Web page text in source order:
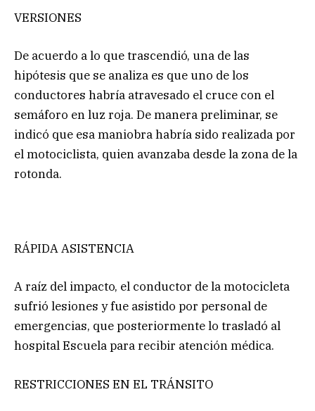
VERSIONES
De acuerdo a lo que trascendió, una de las
hipótesis que se analiza es que uno de los
conductores habría atravesado el cruce con el
semáforo en luz roja. De manera preliminar, se
indicó que esa maniobra habría sido realizada por
el motociclista, quien avanzaba desde la zona de la
rotonda.
RÁPIDA ASISTENCIA
A raíz del impacto, el conductor de la motocicleta
sufrió lesiones y fue asistido por personal de
emergencias, que posteriormente lo trasladó al
hospital Escuela para recibir atención médica.
RESTRICCIONES EN EL TRÁNSITO